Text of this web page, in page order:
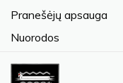
Pranešėjų apsauga
Nuorodos